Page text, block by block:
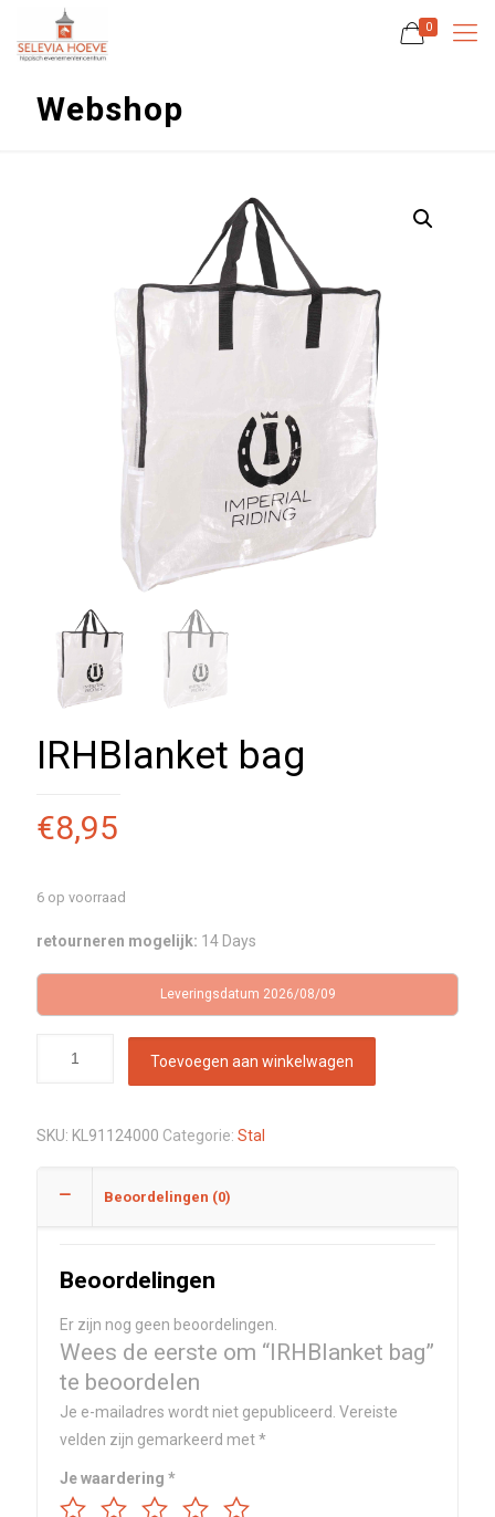
0
Webshop
IRHBlanket bag
€8,95
6 op voorraad
retourneren mogelijk: 14 Days
Leveringsdatum 2026/08/09
Toevoegen aan winkelwagen
SKU: KL91124000 Categorie: Stal
Beoordelingen (0)
Beoordelingen
Er zijn nog geen beoordelingen.
Wees de eerste om “IRHBlanket bag”
te beoordelen
Je e-mailadres wordt niet gepubliceerd. Vereiste
velden zijn gemarkeerd met*
Je waardering *